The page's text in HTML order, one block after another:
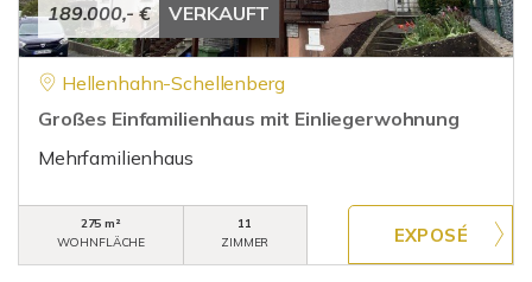
189.000,- € VERKAUFT
Hellenhahn-Schellenberg
Großes Einfamilienhaus mit Einliegerwohnung
Mehrfamilienhaus
275 m²
WOHNFLÄCHE
11
ZIMMER